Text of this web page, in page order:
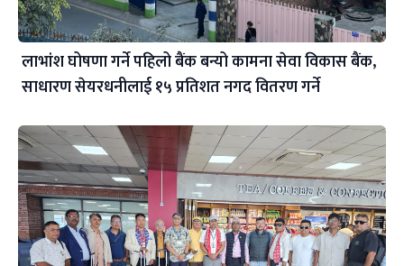
लाभांश घोषणा गर्ने पहिलो बैंक बन्यो कामना सेवा विकास बैंक,
साधारण सेयरधनीलाई १५ प्रतिशत नगद वितरण गर्ने